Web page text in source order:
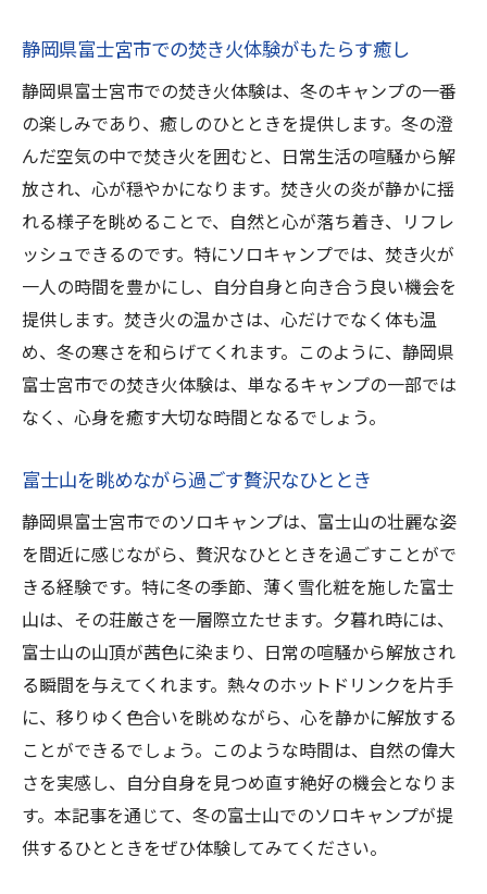
静岡県富士宮市での焚き火体験がもたらす癒し
静岡県富士宮市での焚き火体験は、冬のキャンプの一番
の楽しみであり、癒しのひとときを提供します。冬の澄
んだ空気の中で焚き火を囲むと、日常生活の喧騒から解
放され、心が穏やかになります。焚き火の炎が静かに揺
れる様子を眺めることで、自然と心が落ち着き、リフレ
ッシュできるのです。特にソロキャンプでは、焚き火が
一人の時間を豊かにし、自分自身と向き合う良い機会を
提供します。焚き火の温かさは、心だけでなく体も温
め、冬の寒さを和らげてくれます。このように、静岡県
富士宮市での焚き火体験は、単なるキャンプの一部では
なく、心身を癒す大切な時間となるでしょう。
富士山を眺めながら過ごす贅沢なひととき
静岡県富士宮市でのソロキャンプは、富士山の壮麗な姿
を間近に感じながら、贅沢なひとときを過ごすことがで
きる経験です。特に冬の季節、薄く雪化粧を施した富士
山は、その荘厳さを一層際立たせます。夕暮れ時には、
富士山の山頂が茜色に染まり、日常の喧騒から解放され
る瞬間を与えてくれます。熱々のホットドリンクを片手
に、移りゆく色合いを眺めながら、心を静かに解放する
ことができるでしょう。このような時間は、自然の偉大
さを実感し、自分自身を見つめ直す絶好の機会となりま
す。本記事を通じて、冬の富士山でのソロキャンプが提
供するひとときをぜひ体験してみてください。